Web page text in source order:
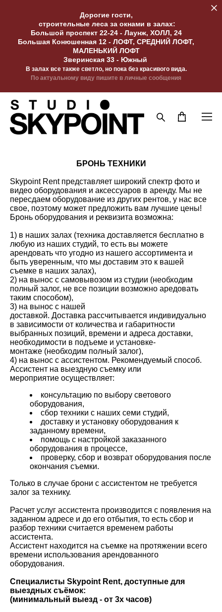
Дорогие гости,
строительные леса за окнами в залах:
Большой проспект 22-24 - Лаунж, ХОЛЛ, 24
Большая Конюшенная 12 - ЛОФТ, СРЕДНИЙ ЛОФТ,
МАЛЕНЬКИЙ ЛОФТ
Зверинская 33 - Южный
В залах все также светло, но пока без красивого вида.
По актуальному виду пишите в личные сообщения
БРОНЬ ТЕХНИКИ
Skypoint Rent представляет широкий спектр фото и
видео оборудования и аксессуаров в аренду. Мы не
пересдаем оборудование из других рентов, у нас все
свое, поэтому может предложить вам лучшие цены!
Бронь оборудования и реквизита возможна:
1) в наших залах (техника доставляется бесплатно в
любую из наших студий, то есть вы можете
арендовать что угодно из нашего ассортимента и
быть уверенным, что мы доставим это к вашей
съемке в наших залах),
2) на вынос с самовывозом из студии (необходим
полный залог, не все позиции возможно аредовать
таким способом),
3) на вынос с нашей
доставкой. Доставка рассчитывается индивидуально
в зависимости от количества и габаритности
выбранных позиций, времени и адреса доставки,
необходимости в подъеме и установке-
монтаже (необходим полный залог),
4) на вынос с ассистентом. Рекомендуемый способ.
Ассистент на выездную съемку или
мероприятие осуществляет:
консультацию по выбору светового
оборудования,
сбор техники с наших семи студий,
доставку и установку оборудования к
заданному времени,
помощь с настройкой заказанного
оборудования в процессе,
проверку, сбор и возврат оборудования после
окончания съемки.
Только в случае брони с ассистентом не требуется
залог за технику.
Расчет услуг ассистента производится с появления на
заданном адресе и до его отбытия, то есть сбор и
разбор техники считается временем работы
ассистента.
Ассистент находится на съемке на протяжении всего
времени использования арендованного
оборудования.
Специалисты Skypoint Rent, доступные для
выездных съёмок:
(минимальный выезд - от 3х часов)